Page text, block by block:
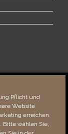
Pflicht und
Website
erreichen
Bitte wählen Sie,